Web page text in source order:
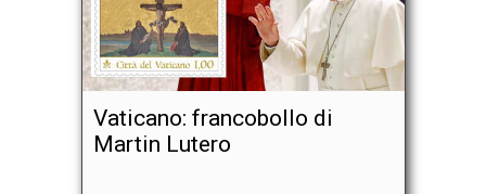
Vaticano: francobollo di
Martin Lutero